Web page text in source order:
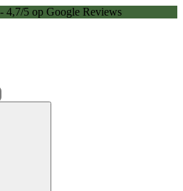
4,7/5 op Google Reviews